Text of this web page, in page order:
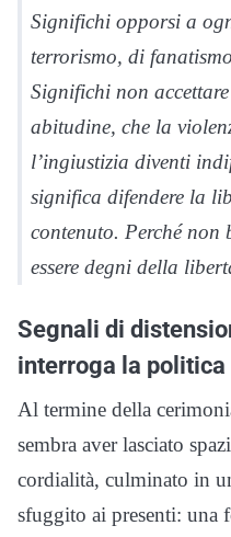
Significhi opporsi a
terrorismo, di
Significhi non
abitudine, che la
l’ingiustizia diventi
significa difendere la
contenuto. Perché
essere degni della
Segnali di
interroga la politica
Al termine della
sembra aver lasciato
cordialità, culminato in
sfuggito ai presenti: una